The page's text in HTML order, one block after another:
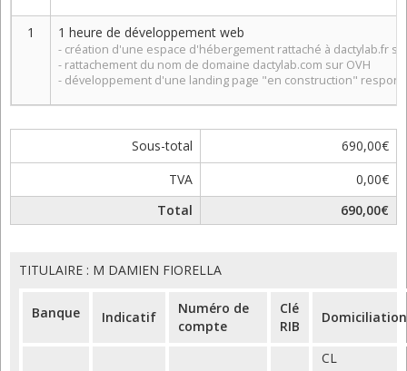
1 1 heure de développement web
- création d'une espace d'hébergement rattaché à dactylab.fr
- rattachement du nom de domaine dactylab.com sur OVH
- développement d'une landing page "en construction"
Sous-total
690,00€
TVA
0,00€
Total
690,00€
TITULAIRE : M DAMIEN FIORELLA
Banque Indicatif
Numéro de
compte
Clé
RIB
Domiciliation
CL